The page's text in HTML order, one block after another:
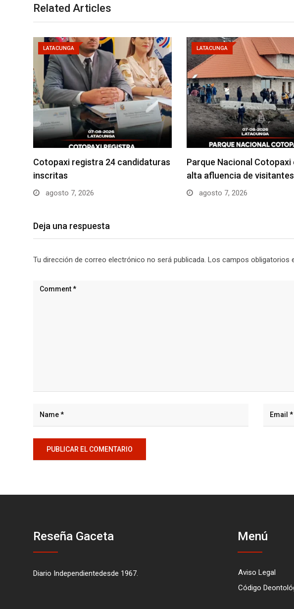
Related Articles
LATACUNGA
Cotopaxi registra 24 candidaturas
inscritas
agosto 7, 2026
LATACUNGA
Parque Nacional Cotopaxi
alta afluencia de
agosto 7, 2026
Deja una respuesta
Tu dirección de correo electrónico no será publicada. Los campos obligatorios
Reseña Gaceta
Diario Independientedesde 1967.
Menú
Aviso Legal
Código